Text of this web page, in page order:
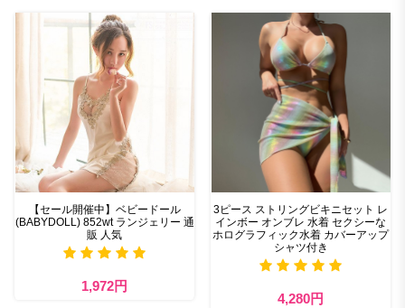
【セール開催中】ベビードール
(BABYDOLL) 852wt ランジェリー 通
販 人気
1,972円
3ピース ストリングビキニセット レ
インボー オンブレ 水着 セクシーな
ホログラフィック水着 カバーアップ
シャツ付き
4,280円